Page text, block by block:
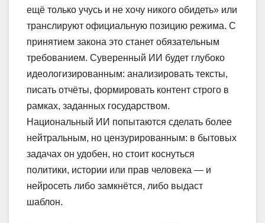
ещё только учусь и не хочу никого обидеть» или
транслируют официальную позицию режима. С
принятием закона это станет обязательным
требованием. Суверенный ИИ будет глубоко
идеологизированным: анализировать тексты,
писать отчёты, формировать контент строго в
рамках, заданных государством.
Национальный ИИ попытаются сделать более
нейтральным, но цензурированным: в бытовых
задачах он удобен, но стоит коснуться
политики, истории или прав человека — и
нейросеть либо замкнётся, либо выдаст
шаблон.